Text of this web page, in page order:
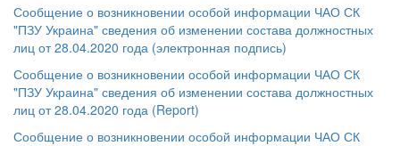
Сообщение о возникновении особой информации ЧАО СК
"ПЗУ Украина" сведения об изменении состава должностных
лиц от 28.04.2020 года (электронная подпись)
Сообщение о возникновении особой информации ЧАО СК
"ПЗУ Украина" сведения об изменении состава должностных
лиц от 28.04.2020 года (Report)
Сообщение о возникновении особой информации ЧАО СК